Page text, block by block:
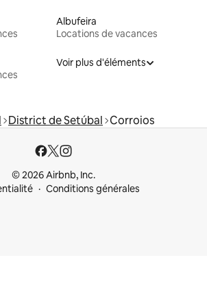
Albufeira
Locations de vacances
Voir plus d'éléments
District de Setúbal Corroios
© 2026 Airbnb, Inc.
Conditions générales